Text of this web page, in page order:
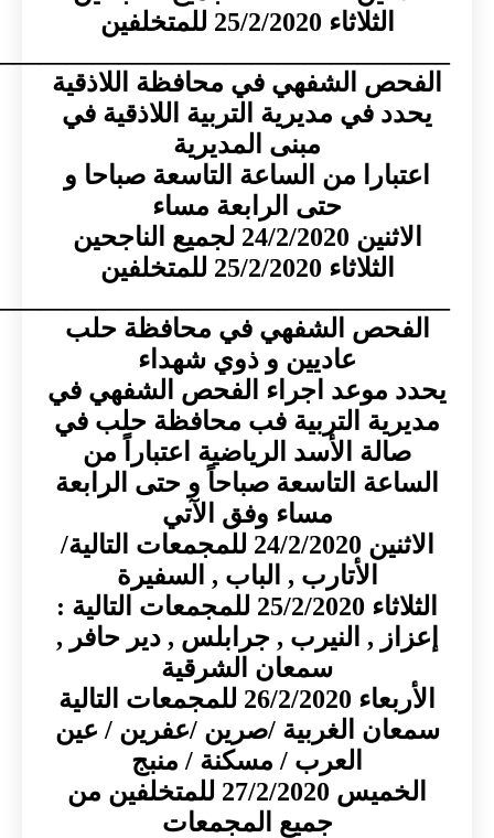
الشفهي في محافظة اللاذقية
في مديرية التربية اللاذقية في
مبنى المديرية
من الساعة التاسعة صباحا و
حتى الرابعة مساء
الشفهي في محافظة حلب
عاديين و ذوي شهداء
موعد اجراء الفحص الشفهي في
التربية فب محافظة حلب في
الأسد الرياضية اعتباراً من
التاسعة صباحاً و حتى الرابعة
مساء وفق الآتي
الاثنين 24/2/2020 للمجمعات التالية/
الأتارب , الباب , السفيرة
الثلاثاء 25/2/2020 للمجمعات التالية :
, النيرب , جرابلس , دير حافر ,
سمعان الشرقية
الأربعاء 26/2/2020 للمجمعات التالية
الغربية /صرين /عفرين / عين
العرب / مسكنة / منبج
الخميس 27/2/2020 للمتخلفين من
جميع المجمعات